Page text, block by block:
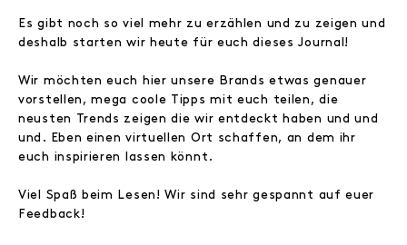
Es gibt noch so viel mehr zu erzählen und zu zeigen und
deshalb starten wir heute für euch dieses Journal!
Wir möchten euch hier unsere Brands etwas genauer
vorstellen, mega coole Tipps mit euch teilen, die
neusten Trends zeigen die wir entdeckt haben und und
und. Eben einen virtuellen Ort schaffen, an dem ihr
euch inspirieren lassen könnt.
Viel Spaß beim Lesen! Wir sind sehr gespannt auf euer
Feedback!